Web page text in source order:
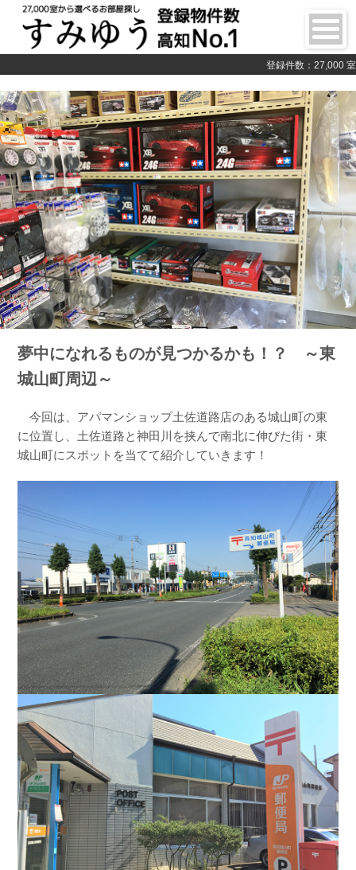
登録件数：27,000 室
夢中になれるものが見つかるかも！？ ～東
城山町周辺～
今回は、アパマンショップ土佐道路店のある城山町の東
に位置し、土佐道路と神田川を挟んで南北に伸びた街・東
城山町にスポットを当てて紹介していきます！